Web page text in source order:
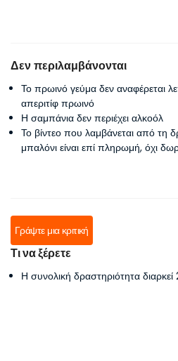
Δεν περιλαμβάνονται
Το πρωινό γεύμα δεν αναφέρεται
απεριτίφ πρωινό
Η σαμπάνια δεν περιέχει αλκοόλ
Το βίντεο που λαμβάνεται από τη
μπαλόνι είναι επί πληρωμή, όχι
Γράψτε μια κριτική
Τι να ξέρετε
Η συνολική δραστηριότητα